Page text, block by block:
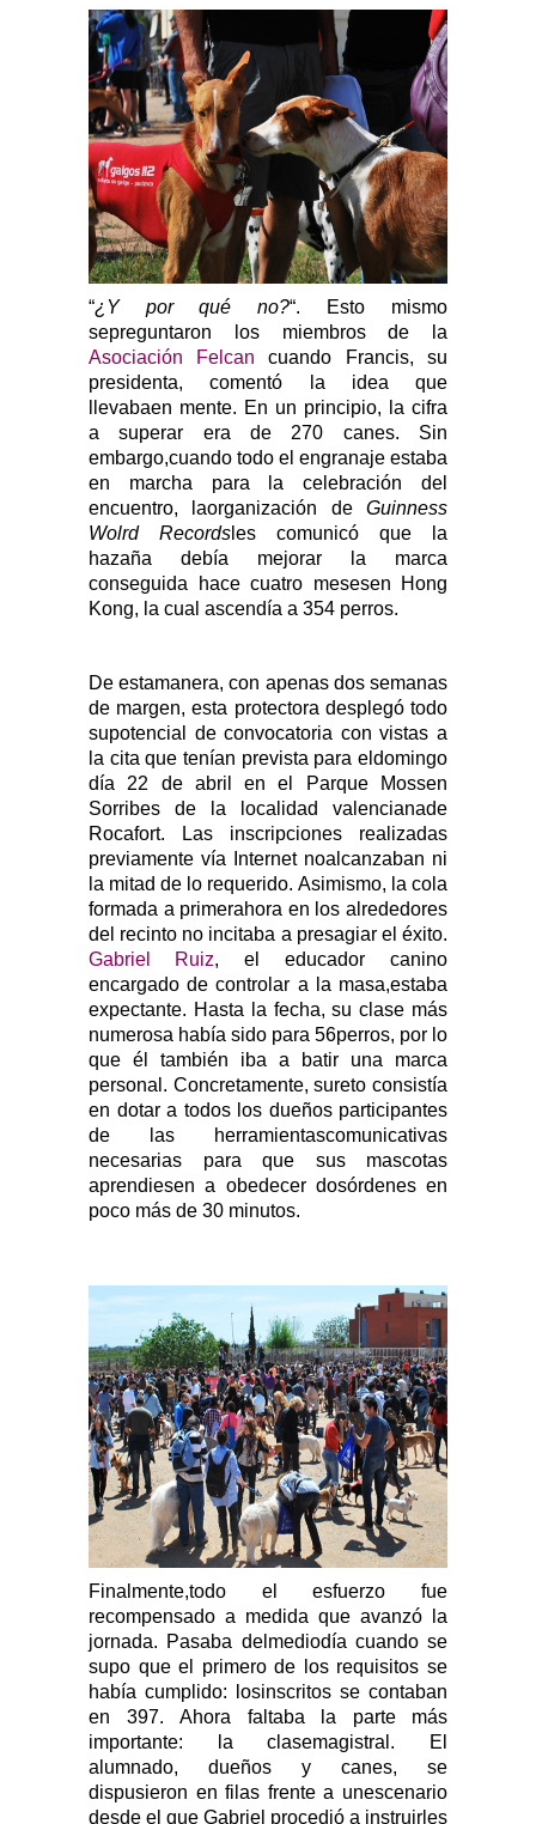
“¿Y por qué no?“. Esto mismo
sepreguntaron los miembros de la
Asociación Felcan cuando Francis, su
presidenta, comentó la idea que
llevabaen mente. En un principio, la cifra
a superar era de 270 canes. Sin
embargo,cuando todo el engranaje estaba
en marcha para la celebración del
encuentro, laorganización de Guinness
Wolrd Records les comunicó que la
hazaña debía mejorar la marca
conseguida hace cuatro mesesen Hong
Kong, la cual ascendía a 354 perros.
De estamanera, con apenas dos semanas
de margen, esta protectora desplegó todo
supotencial de convocatoria con vistas a
la cita que tenían prevista para eldomingo
día 22 de abril en el Parque Mossen
Sorribes de la localidad valencianade
Rocafort. Las inscripciones realizadas
previamente vía Internet noalcanzaban ni
la mitad de lo requerido. Asimismo, la cola
formada a primerahora en los alrededores
del recinto no incitaba a presagiar el éxito.
Gabriel Ruiz, el educador canino
encargado de controlar a la masa,estaba
expectante. Hasta la fecha, su clase más
numerosa había sido para 56perros, por lo
que él también iba a batir una marca
personal. Concretamente, sureto consistía
en dotar a todos los dueños participantes
de las herramientascomunicativas
necesarias para que sus mascotas
aprendiesen a obedecer dosórdenes en
poco más de 30 minutos.
Finalmente,todo el esfuerzo fue
recompensado a medida que avanzó la
jornada. Pasaba delmediodía cuando se
supo que el primero de los requisitos se
había cumplido: losinscritos se contaban
en 397. Ahora faltaba la parte más
importante: la clasemagistral. El
alumnado, dueños y canes, se
dispusieron en filas frente a unescenario
desde el que Gabriel procedió a instruirles